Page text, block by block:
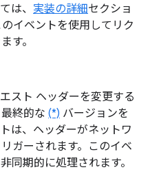
は、 実装の詳細セクショ
のイベントを使用してリク
す。
スト ヘッダーを変更する
終的な (*) バージョンを
は、ヘッダーがネットワ
ガーされます。このイベ
同期的に処理されます。